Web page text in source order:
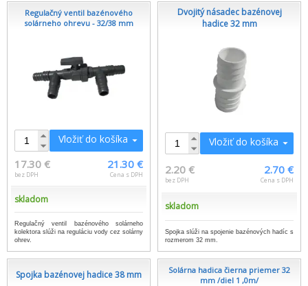
Regulačný ventil bazénového
solárneho ohrevu - 32/38 mm
Vložiť do košíka
17.30 €
bez DPH
21.30 €
Cena s DPH
skladom
Regulačný ventil bazénového solárneho
kolektora slúži na reguláciu vody cez solárny
ohrev.
Dvojitý násadec bazénovej
hadice 32 mm
Vložiť do košíka
2.20 €
bez DPH
2.70 €
Cena s DPH
skladom
Spojka slúži na spojenie bazénových hadíc s
rozmerom 32 mm.
Spojka bazénovej hadice 38 mm
Solárna hadica čierna priemer 32
mm /diel 1 ,0m/